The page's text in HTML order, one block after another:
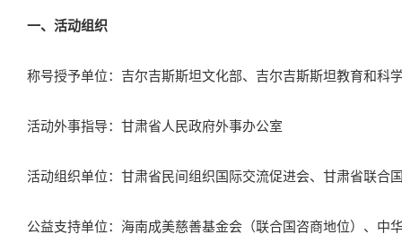
一、活动组织
称号授予单位：吉尔吉斯斯坦文化部、吉尔吉斯斯坦教育和科
活动外事指导：甘肃省人民政府外事办公室
活动组织单位：甘肃省民间组织国际交流促进会、甘肃省联合
公益支持单位：海南成美慈善基金会（联合国咨商地位）、中